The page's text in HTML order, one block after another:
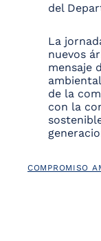
del
La
nuevos
mensaje
de la
con la
COMPROMISO